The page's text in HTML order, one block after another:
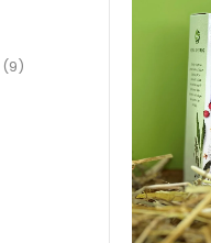
(9)